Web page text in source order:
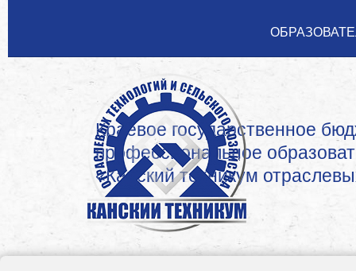
Краевое государственное
профессиональное
«Канский техникум